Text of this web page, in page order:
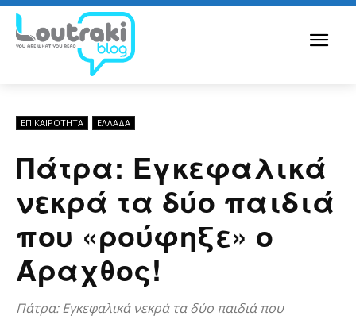
ΕΠΙΚΑΙΡΟΤΗΤΑ ΕΛΛΆΔΑ
Πάτρα: Εγκεφαλικά
νεκρά τα δύο παιδιά
που «ρούφηξε» ο
Άραχθος!
Πάτρα: Εγκεφαλικά νεκρά τα δύο παιδιά που